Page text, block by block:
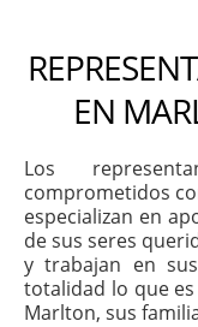
EN
Los
comprometidos
especializan en
de sus seres
y trabajan en
totalidad lo que
Marlton, sus